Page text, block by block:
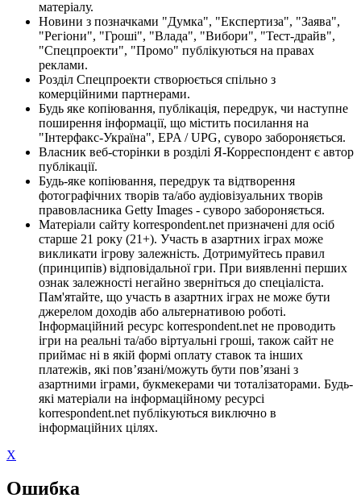
матеріалу.
Новини з позначками "Думка", "Експертиза", "Заява",
"Регіони", "Гроші", "Влада", "Вибори", "Тест-драйв",
"Спецпроекти", "Промо" публікуються на правах
реклами.
Розділ Спецпроекти створюється спільно з
комерційними партнерами.
Будь яке копіювання, публікація, передрук, чи наступне
поширення інформації, що містить посилання на
"Інтерфакс-Україна", EPA / UPG, суворо забороняється.
Власник веб-сторінки в розділі Я-Корреспондент є автор
публікації.
Будь-яке копіювання, передрук та відтворення
фотографічних творів та/або аудіовізуальних творів
правовласника Getty Images - суворо забороняється.
Матеріали сайту korrespondent.net призначені для осіб
старше 21 року (21+). Участь в азартних іграх може
викликати ігрову залежність. Дотримуйтесь правил
(принципів) відповідальної гри. При виявленні перших
ознак залежності негайно зверніться до спеціаліста.
Пам'ятайте, що участь в азартних іграх не може бути
джерелом доходів або альтернативою роботі.
Інформаційний ресурс korrespondent.net не проводить
ігри на реальні та/або віртуальні гроші, також сайт не
приймає ні в якій формі оплату ставок та інших
платежів, які пов’язані/можуть бути пов’язані з
азартними іграми, букмекерами чи тоталізаторами. Будь-
які матеріали на інформаційному ресурсі
korrespondent.net публікуються виключно в
інформаційних цілях.
X
Ошибка